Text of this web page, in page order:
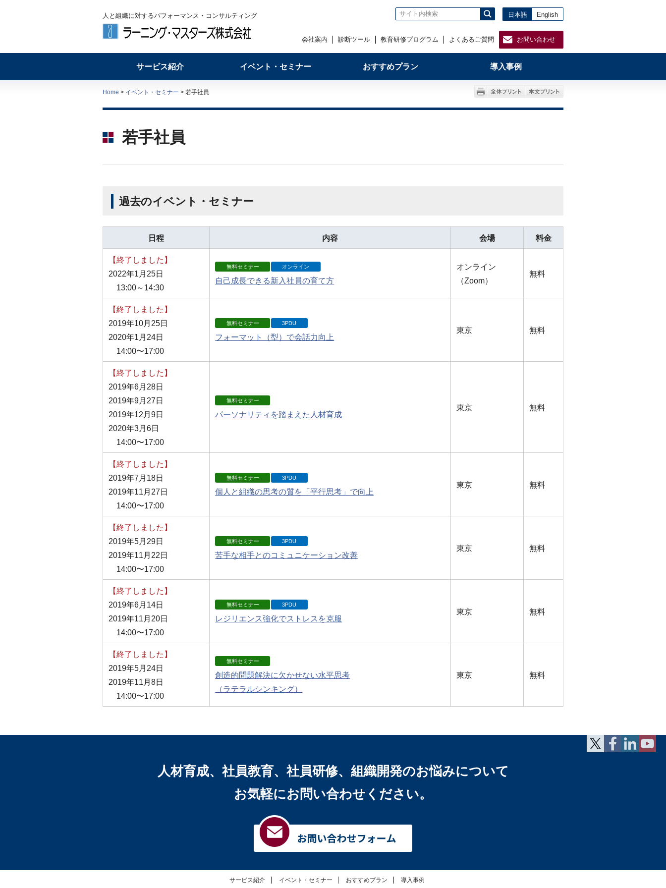
会社案内 診断ツール 教育研修プログラム よくあるご質問 お問い合わせ
人と組織に対するパフォーマンス・コンサルティング 日本語 English
サービス紹介 イベント・セミナー おすすめプラン 導入事例
Home > イベント・セミナー > 若手社員
若手社員
過去のイベント・セミナー
日程 内容 会場 料金
【終了しました】
2022年1月25日
13:00～14:30
無料セミナー オンライン
自己成長できる新入社員の育て方
オンライン
（Zoom）
無料
【終了しました】
2019年10月25日
2020年1月24日
14:00〜17:00
無料セミナー 3PDU
フォーマット（型）で会話力向上
東京 無料
【終了しました】
2019年6月28日
2019年9月27日
2019年12月9日
2020年3月6日
14:00〜17:00
無料セミナー
パーソナリティを踏まえた人材育成
東京 無料
【終了しました】
2019年7月18日
2019年11月27日
14:00〜17:00
無料セミナー 3PDU
個人と組織の思考の質を「平行思考」で向上
東京 無料
【終了しました】
2019年5月29日
2019年11月22日
14:00〜17:00
無料セミナー 3PDU
苦手な相手とのコミュニケーション改善
東京 無料
【終了しました】
2019年6月14日
2019年11月20日
14:00〜17:00
無料セミナー 3PDU
レジリエンス強化でストレスを克服
東京 無料
【終了しました】
2019年5月24日
2019年11月8日
14:00〜17:00
無料セミナー
創造的問題解決に欠かせない水平思考
（ラテラルシンキング）
東京 無料
人材育成、社員教育、社員研修、組織開発のお悩みについて
お気軽にお問い合わせください。
サービス紹介 イベント・セミナー おすすめプラン 導入事例